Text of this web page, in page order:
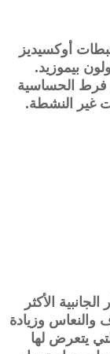
أوكسيديز
بيموزيد.
فرط الحساسية
غير النشطة.
الأكثر
والنعاس وزيادة
يتعرض لها